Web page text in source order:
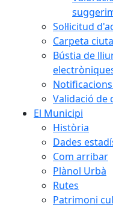
Sol·licitud
Carpeta
Bústia de
Validació de
El Municipi
Història
Dades
Com arribar
Plànol Urbà
Rutes
Patrimoni